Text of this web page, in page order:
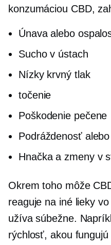
konzumáciou CBD,
Únava alebo
Sucho v ústach
Nízky krvný tlak
točenie
Poškodenie pečene
Podráždenosť
Hnačka a zmeny v
Okrem toho môže
reaguje na iné lieky
užíva súbežne.
rýchlosť, akou